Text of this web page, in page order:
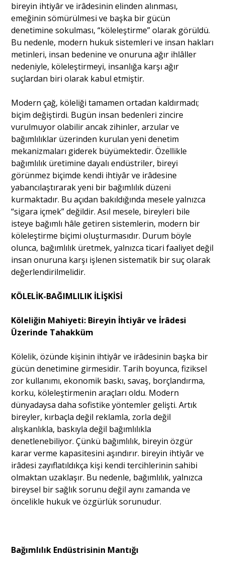
bireyin ihtiyâr ve irâdesinin elinden alınması,
emeğinin sömürülmesi ve başka bir gücün
denetimine sokulması, “köleleştirme” olarak görüldü.
Bu nedenle, modern hukuk sistemleri ve insan hakları
metinleri, insan bedenine ve onuruna ağır ihlâller
nedeniyle, köleleştirmeyi, insanlığa karşı ağır
suçlardan biri olarak kabul etmiştir.
Modern çağ, köleliği tamamen ortadan kaldırmadı;
biçim değiştirdi. Bugün insan bedenleri zincire
vurulmuyor olabilir ancak zihinler, arzular ve
bağımlılıklar üzerinden kurulan yeni denetim
mekanizmaları giderek büyümektedir. Özellikle
bağımlılık üretimine dayalı endüstriler, bireyi
görünmez biçimde kendi ihtiyâr ve irâdesine
yabancılaştırarak yeni bir bağımlılık düzeni
kurmaktadır. Bu açıdan bakıldığında mesele yalnızca
“sigara içmek” değildir. Asıl mesele, bireyleri bile
isteye bağımlı hâle getiren sistemlerin, modern bir
köleleştirme biçimi oluşturmasıdır. Durum böyle
olunca, bağımlılık üretmek, yalnızca ticari faaliyet değil
insan onuruna karşı işlenen sistematik bir suç olarak
değerlendirilmelidir.
KÖLELİK-BAĞIMLILIK İLİŞKİSİ
Köleliğin Mahiyeti: Bireyin İhtiyâr ve İrâdesi
Üzerinde Tahakküm
Kölelik, özünde kişinin ihtiyâr ve irâdesinin başka bir
gücün denetimine girmesidir. Tarih boyunca, fiziksel
zor kullanımı, ekonomik baskı, savaş, borçlandırma,
korku, köleleştirmenin araçları oldu. Modern
dünyadaysa daha sofistike yöntemler gelişti. Artık
bireyler, kırbaçla değil reklamla, zorla değil
alışkanlıkla, baskıyla değil bağımlılıkla
denetlenebiliyor. Çünkü bağımlılık, bireyin özgür
karar verme kapasitesini aşındırır. bireyin ihtiyâr ve
irâdesi zayıflatıldıkça kişi kendi tercihlerinin sahibi
olmaktan uzaklaşır. Bu nedenle, bağımlılık, yalnızca
bireysel bir sağlık sorunu değil aynı zamanda ve
öncelikle hukuk ve özgürlük sorunudur.
Bağımlılık Endüstrisinin Mantığı